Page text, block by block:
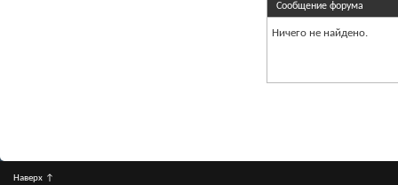
Сообщение форума
Ничего не найдено.
Наверх ↑